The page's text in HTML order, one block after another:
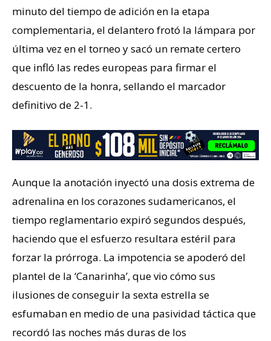
minuto del tiempo de adición en la etapa
complementaria, el delantero frotó la lámpara por
última vez en el torneo y sacó un remate certero
que infló las redes europeas para firmar el
descuento de la honra, sellando el marcador
definitivo de 2-1.
Aunque la anotación inyectó una dosis extrema de
adrenalina en los corazones sudamericanos, el
tiempo reglamentario expiró segundos después,
haciendo que el esfuerzo resultara estéril para
forzar la prórroga. La impotencia se apoderó del
plantel de la ‘Canarinha’, que vio cómo sus
ilusiones de conseguir la sexta estrella se
esfumaban en medio de una pasividad táctica que
recordó las noches más duras de los